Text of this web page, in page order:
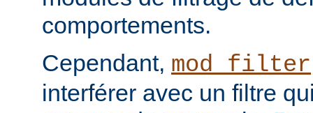
comportements.
Cependant, mod_filter
interférer avec un filtre